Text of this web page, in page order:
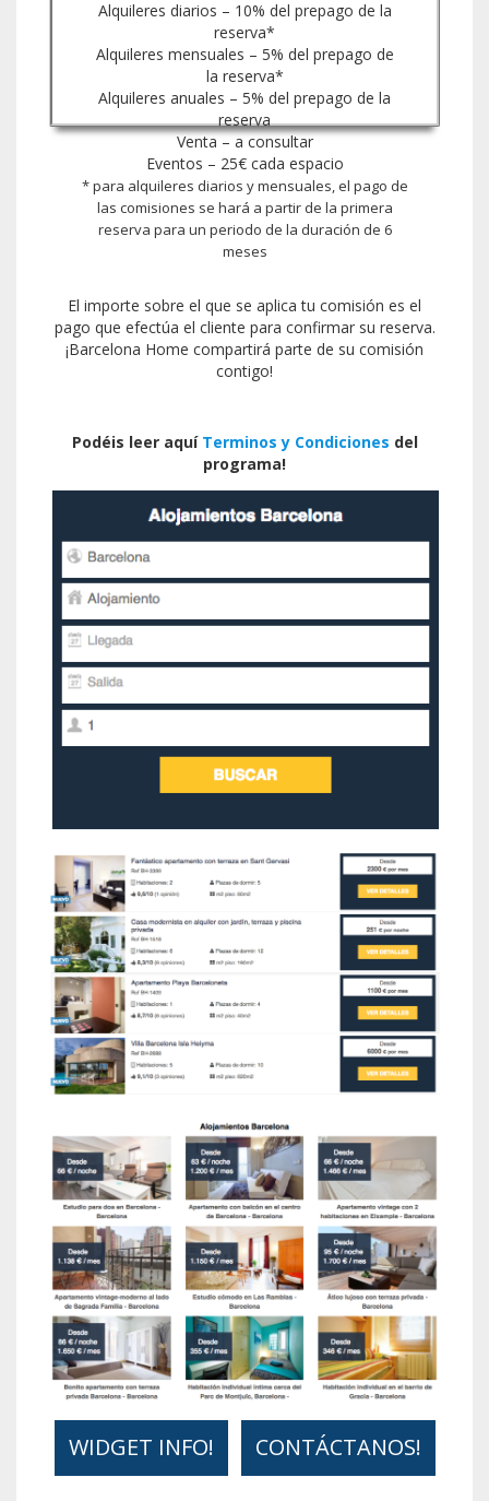
Alquileres diarios – 10% del prepago de la
reserva*
Alquileres mensuales – 5% del prepago de
la reserva*
Alquileres anuales – 5% del prepago de la
reserva
Venta – a consultar
Eventos – 25€ cada espacio
* para alquileres diarios y mensuales, el pago de
las comisiones se hará a partir de la primera
reserva para un periodo de la duración de 6
meses
El importe sobre el que se aplica tu comisión es el
pago que efectúa el cliente para confirmar su reserva.
¡Barcelona Home compartirá parte de su comisión
contigo!
Podéis leer aquí Terminos y Condiciones del
programa!
WIDGET INFO! CONTÁCTANOS!